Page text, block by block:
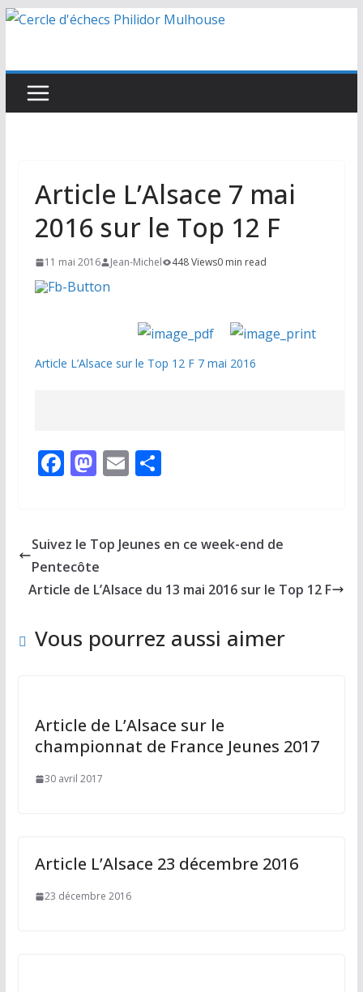
Passer
Article L’Alsace 7 mai
2016 sur le Top 12 F
11 mai 2016 Jean-Michel 448 Views0 min read
Article L’Alsace sur le Top 12 F 7 mai 2016
F
b
o
o
M
d
o
n
E
l
P
g
Suivez le Top Jeunes en ce week-end de
Pentecôte
Article de L’Alsace du 13 mai 2016 sur le Top 12 F
Vous pourrez aussi aimer
Article de L’Alsace sur le
championnat de France Jeunes 2017
30 avril 2017
Article L’Alsace 23 décembre 2016
23 décembre 2016